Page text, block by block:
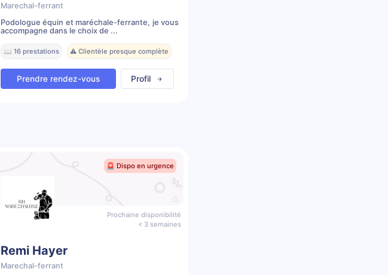
Marechal-ferrant
Podologue équin et maréchale-ferrante, je vous
accompagne dans le choix de ...
📖 16 prestations ⚠️ Clientèle presque complète
Prendre rendez-vous Profil
🚨 Dispo en urgence
Prochaine disponibilité
< 3 semaines
Remi Hayer
Marechal-ferrant